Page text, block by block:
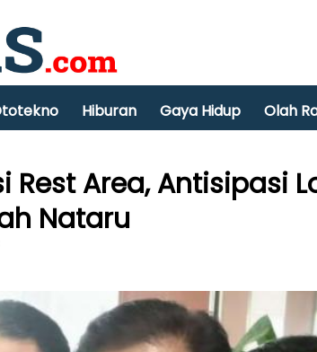
Hiburan Gaya Hidup Olah
Rest Area, Antisipasi
Nataru